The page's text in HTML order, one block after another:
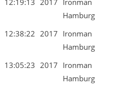
12:19:13 2017 Ironman
Hamburg
12:38:22 2017 Ironman
Hamburg
13:05:23 2017 Ironman
Hamburg